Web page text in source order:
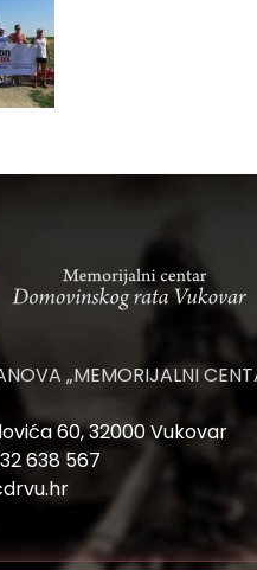
„MEMORIJALNI
60, 32000 Vukovar
638 567